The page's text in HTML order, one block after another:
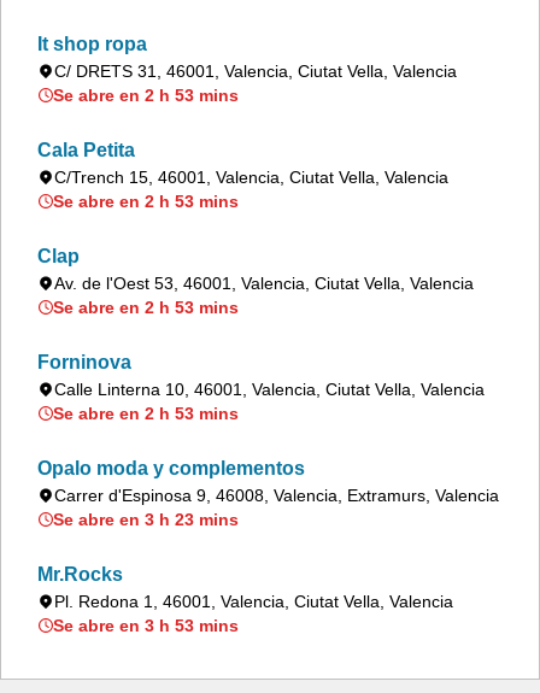
It shop ropa
C/ DRETS 31, 46001, Valencia, Ciutat Vella, Valencia
Se abre en 2 h 53 mins
Cala Petita
C/Trench 15, 46001, Valencia, Ciutat Vella, Valencia
Se abre en 2 h 53 mins
Clap
Av. de l'Oest 53, 46001, Valencia, Ciutat Vella, Valencia
Se abre en 2 h 53 mins
Forninova
Calle Linterna 10, 46001, Valencia, Ciutat Vella, Valencia
Se abre en 2 h 53 mins
Opalo moda y complementos
Carrer d'Espinosa 9, 46008, Valencia, Extramurs, Valencia
Se abre en 3 h 23 mins
Mr.Rocks
Pl. Redona 1, 46001, Valencia, Ciutat Vella, Valencia
Se abre en 3 h 53 mins